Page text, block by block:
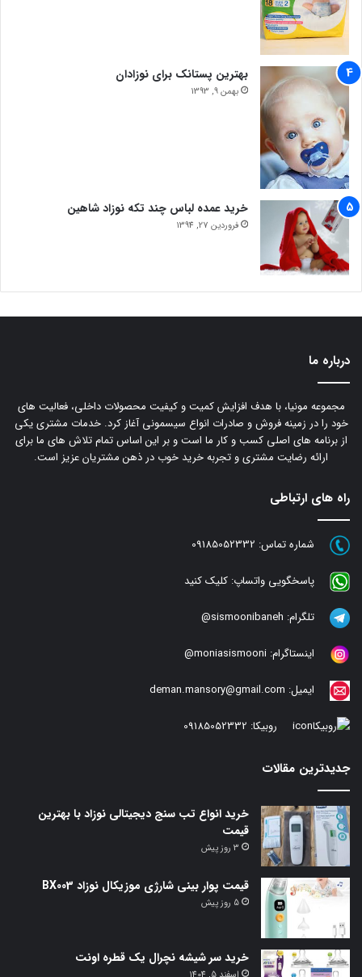
بهترین پستانک برای نوزادان
بهمن 9, 1393
خرید عمده لباس چند تکه نوزاد شاهین
فروردین 27, 1394
درباره ما
مجموعه مونیا، با هدف افزایش کمیت و کیفیت محصولات داخلی، فعالیت های
خود را در زمینه فروش و صادرات انواع سیسمونی آغاز کرد. خدمات مشتری یکی
از برنامه های اصلی کسب و کار ما است و بر این اساس تمام تلاش های ما برای
ارائه رضایت مشتری و تجربه خرید خوب در ذهن مشتریان عزیز است.
راه های ارتباطی
شماره تماس: 09185052332
پاسخگویی واتساپ: کلیک کنید
تلگرام: sismoonibaneh@
اینستاگرام: moniasismooni@
ایمیل: deman.mansory@gmail.com
روبیکا: 09185052332
جدیدترین مقالات
خرید انواع تب سنج دیجیتالی نوزاد با بهترین
قیمت
3 روز پیش
قیمت پوار بینی شارژی موزیکال نوزاد BX003
5 روز پیش
خرید سر شیشه نچرال یک قطره اونت